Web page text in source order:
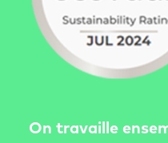
On travaille